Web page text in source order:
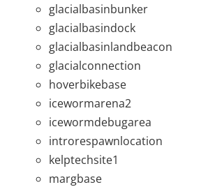
glacialbasinbunker
glacialbasindock
glacialbasinlandbeacon
glacialconnection
hoverbikebase
icewormarena2
icewormdebugarea
introrespawnlocation
kelptechsite1
margbase